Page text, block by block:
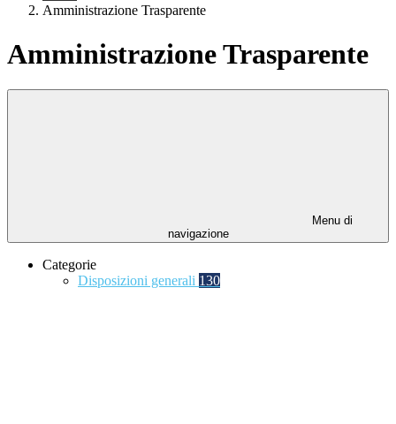
Amministrazione Trasparente
Amministrazione Trasparente
Menu di
navigazione
Categorie
Disposizioni generali 130